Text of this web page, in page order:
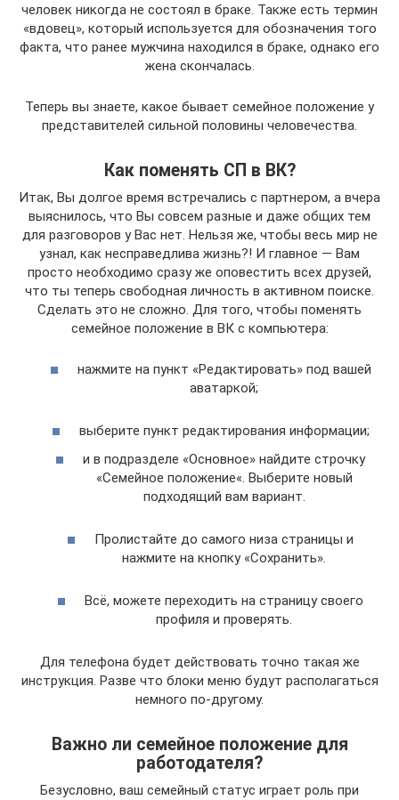
человек никогда не состоял в браке. Также есть термин
«вдовец», который используется для обозначения того
факта, что ранее мужчина находился в браке, однако его
жена скончалась.
Теперь вы знаете, какое бывает семейное положение у
представителей сильной половины человечества.
Как поменять СП в ВК?
Итак, Вы долгое время встречались с партнером, а вчера
выяснилось, что Вы совсем разные и даже общих тем
для разговоров у Вас нет. Нельзя же, чтобы весь мир не
узнал, как несправедлива жизнь?! И главное — Вам
просто необходимо сразу же оповестить всех друзей,
что ты теперь свободная личность в активном поиске.
Сделать это не сложно. Для того, чтобы поменять
семейное положение в ВК с компьютера:
нажмите на пункт «Редактировать» под вашей
аватаркой;
выберите пункт редактирования информации;
и в подразделе «Основное» найдите строчку
«Семейное положение«. Выберите новый
подходящий вам вариант.
Пролистайте до самого низа страницы и
нажмите на кнопку «Сохранить».
Всё, можете переходить на страницу своего
профиля и проверять.
Для телефона будет действовать точно такая же
инструкция. Разве что блоки меню будут располагаться
немного по-другому.
Важно ли семейное положение для
работодателя?
Безусловно, ваш семейный статус играет роль при